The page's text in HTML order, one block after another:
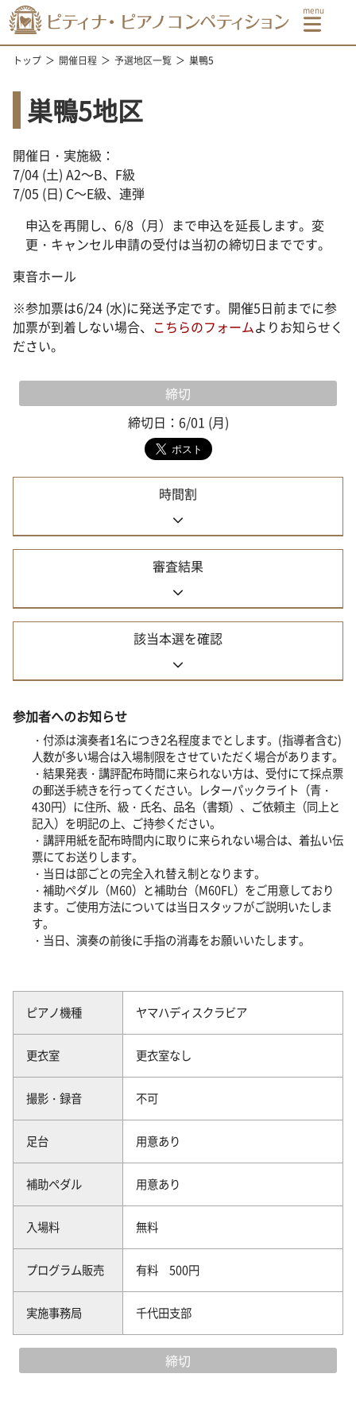
トップ 開催日程 予選地区一覧 巣鴨5
巣鴨5地区
開催日・実施級：
7/04 (土) A2～B、F級
7/05 (日) C～E級、連弾
申込を再開し、6/8（月）まで申込を延長します。変
更・キャンセル申請の受付は当初の締切日までです。
東音ホール
※参加票は6/24 (水)に発送予定です。開催5日前までに参
加票が到着しない場合、 こちらのフォームよりお知らせく
ださい。
締切
締切日：6/01 (月)
時間割
審査結果
該当本選を確認
参加者へのお知らせ
・付添は演奏者1名につき2名程度までとします。(指導者含む)
人数が多い場合は入場制限をさせていただく場合があります。
・結果発表・講評配布時間に来られない方は、受付にて採点票
の郵送手続きを行ってください。レターパックライト（青・
430円）に住所、級・氏名、品名（書類）、ご依頼主（同上と
記入）を明記の上、ご持参ください。
・講評用紙を配布時間内に取りに来られない場合は、着払い伝
票にてお送りします。
・当日は部ごとの完全入れ替え制となります。
・補助ペダル（M60）と補助台（M60FL）をご用意しており
ます。ご使用方法については当日スタッフがご説明いたしま
す。
・当日、演奏の前後に手指の消毒をお願いいたします。
ピアノ機種 ヤマハディスクラビア
更衣室 更衣室なし
撮影・録音 不可
足台 用意あり
補助ペダル 用意あり
入場料 無料
プログラム販売 有料 500円
実施事務局 千代田支部
締切